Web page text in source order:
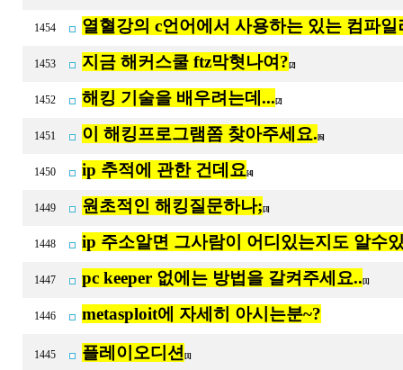
1454 열혈강의 c언어에서 사용하는 있는 컴파일
1453 지금 해커스쿨 ftz막혓나여? [2]
1452 해킹 기술을 배우려는데... [2]
1451 이 해킹프로그램쫌 찾아주세요. [6]
1450 ip 추적에 관한 건데요[4]
1449 원초적인 해킹질문하나; [3]
1448 ip 주소알면 그사람이 어디있는지도 알수
1447 pc keeper 없에는 방법을 갈켜주세요.. [1]
1446 metasploit에 자세히 아시는분~?
1445 플레이오디션 [1]